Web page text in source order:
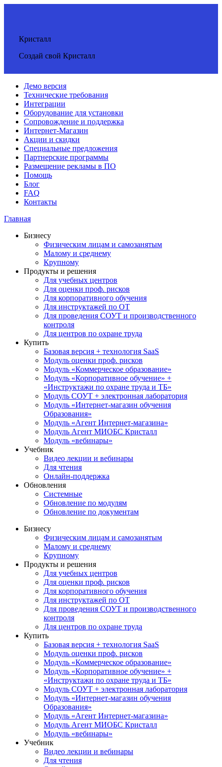
Кристалл
Создай свой Кристалл
Демо версия
Технические требования
Интеграции
Оборудование для установки
Сопровождение и поддержка
Интернет-Магазин
Акции и скидки
Специальные предложения
Партнерские программы
Размещение рекламы в ПО
Помощь
Блог
FAQ
Контакты
Главная
Бизнесу
Физическим лицам и самозанятым
Малому и среднему
Крупному
Продукты и решения
Для учебных центров
Для оценки проф. рисков
Для корпоративного обучения
Для инструктажей по ОТ
Для проведения СОУТ и производственного
контроля
Для центров по охране труда
Купить
Базовая версия + технология SaaS
Модуль оценки проф. рисков
Модуль «Коммерческое образование»
Модуль «Корпоративное обучение» +
«Инструктажи по охране труда и ТБ»
Модуль СОУТ + электронная лаборатория
Модуль «Интернет-магазин обучения
Образования»
Модуль «Агент Интернет-магазина»
Модуль Агент МИОБС Кристалл
Модуль «вебинары»
Учебник
Видео лекции и вебинары
Для чтения
Онлайн-поддержка
Обновления
Системные
Обновление по модулям
Обновление по документам
Бизнесу
Физическим лицам и самозанятым
Малому и среднему
Крупному
Продукты и решения
Для учебных центров
Для оценки проф. рисков
Для корпоративного обучения
Для инструктажей по ОТ
Для проведения СОУТ и производственного
контроля
Для центров по охране труда
Купить
Базовая версия + технология SaaS
Модуль оценки проф. рисков
Модуль «Коммерческое образование»
Модуль «Корпоративное обучение» +
«Инструктажи по охране труда и ТБ»
Модуль СОУТ + электронная лаборатория
Модуль «Интернет-магазин обучения
Образования»
Модуль «Агент Интернет-магазина»
Модуль Агент МИОБС Кристалл
Модуль «вебинары»
Учебник
Видео лекции и вебинары
Для чтения